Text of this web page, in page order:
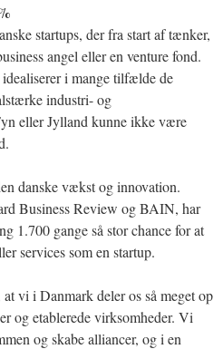
startups, der fra start af tænker,
angel eller en venture fond.
i mange tilfælde de
industri- og
eller Jylland kunne ikke være
danske vækst og innovation.
Business Review og BAIN, har
1.700 gange så stor chance for at
services som en startup.
vi i Danmark deler os så meget op
og etablerede virksomheder. Vi
og skabe alliancer, og i en